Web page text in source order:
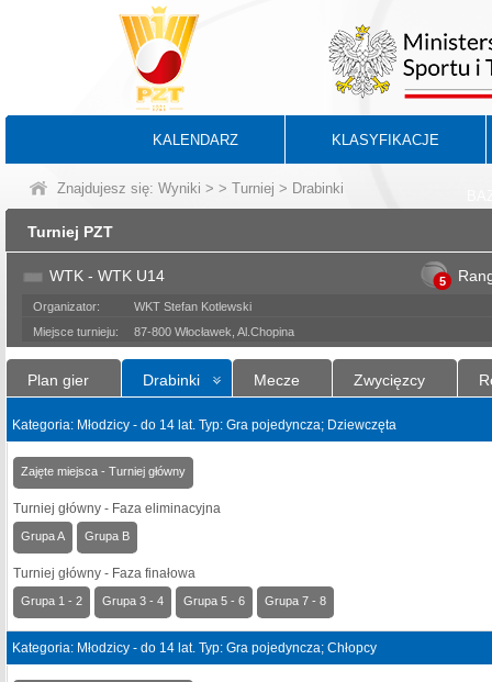
KALENDARZ KLASYFIKACJE
Znajdujesz się: Wyniki > > Turniej > Drabinki
Turniej PZT
WTK - WTK U14 5
Organizator:
WKT Stefan Kotlewski
Miejsce turnieju:
87-800 Włocławek, Al.Chopina
Plan gier Drabinki Mecze Zwycięzcy
Kategoria: Młodzicy - do 14 lat. Typ: Gra pojedyncza; Dziewczęta
Zajęte miejsca - Turniej główny
Turniej główny - Faza eliminacyjna
Grupa A Grupa B
Turniej główny - Faza finałowa
Grupa 1 - 2 Grupa 3 - 4 Grupa 5 - 6 Grupa 7 - 8
Kategoria: Młodzicy - do 14 lat. Typ: Gra pojedyncza; Chłopcy